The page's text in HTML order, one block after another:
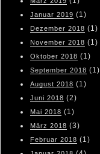
Januar 2019 (1)
Dezember 2018 (1)
November 2018 (1)
Oktober 2018 (1)
September 2018 (1)
August 2018 (1)
Juni 2018 (2)
Mai 2018 (1)
März 2018 (3)
Februar 2018 (1)